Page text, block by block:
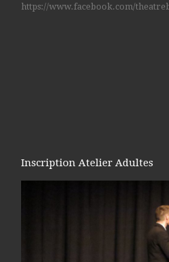
https://www.facebook.com/
Inscription Atelier Adultes